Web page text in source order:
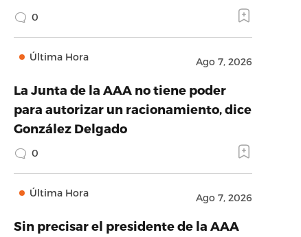
0
Última Hora Ago 7, 2026
La Junta de la AAA no tiene poder
para autorizar un racionamiento, dice
González Delgado
0
Última Hora Ago 7, 2026
Sin precisar el presidente de la AAA